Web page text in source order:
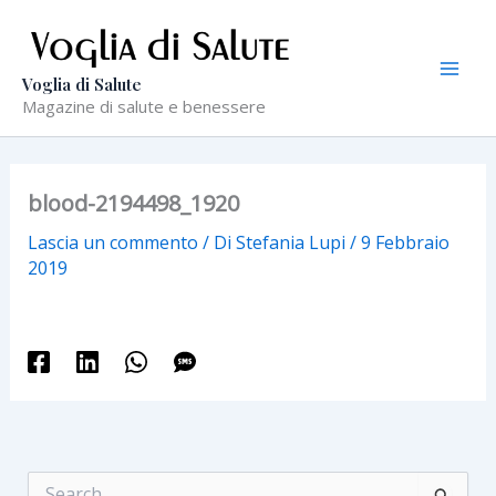
contenuto
Voglia di Salute
Magazine di salute e benessere
blood-2194498_1920
Lascia un commento / Di Stefania Lupi /9 Febbraio
2019